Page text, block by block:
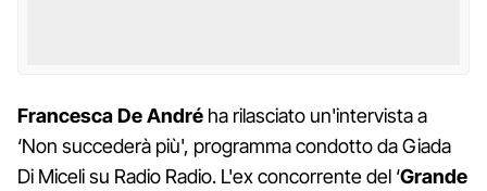
Francesca De André ha rilasciato un'intervista a
‘Non succederà più', programma condotto da Giada
Di Miceli su Radio Radio. L'ex concorrente del ‘Grande